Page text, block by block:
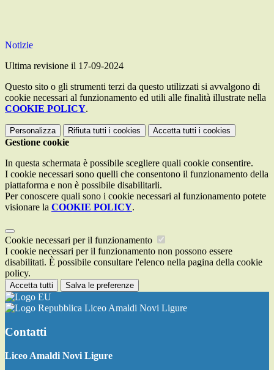
Notizie
Ultima revisione il 17-09-2024
Questo sito o gli strumenti terzi da questo utilizzati si avvalgono di
cookie necessari al funzionamento ed utili alle finalità illustrate nella
COOKIE POLICY.
Personalizza Rifiuta tutti i cookies Accetta tutti i cookies
Gestione cookie
In questa schermata è possibile scegliere quali cookie consentire.
I cookie necessari sono quelli che consentono il funzionamento della
piattaforma e non è possibile disabilitarli.
Per conoscere quali sono i cookie necessari al funzionamento potete
visionare la COOKIE POLICY.
Cookie necessari per il funzionamento
I cookie necessari per il funzionamento non possono essere
disabilitati. È possibile consultare l'elenco nella pagina della cookie
policy.
Accetta tutti Salva le preferenze
Liceo Amaldi Novi Ligure
Contatti
Liceo Amaldi Novi Ligure